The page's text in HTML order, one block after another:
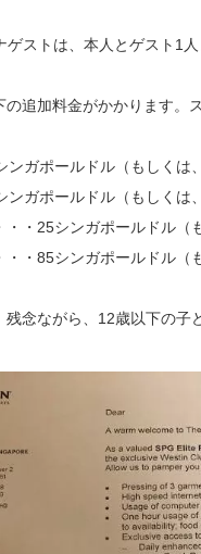
ゲストは、本人とゲスト1
追加料金がかかります。
ンガポールドル（もしくは
ンガポールドル（もしくは
・・25シンガポールドル（
・・85シンガポールドル（
残念ながら、12歳以下の